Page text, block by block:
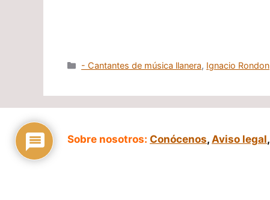
Categorías
- Cantantes de música llanera, Ignacio Rondon
Sobre nosotros: Conócenos, Aviso legal,